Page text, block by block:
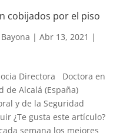
cobijados por el piso
| Abr 13, 2021 |
Directora Doctora en
de Alcalá (España)
y de la Seguridad
¿Te gusta este artículo?
semana los mejores